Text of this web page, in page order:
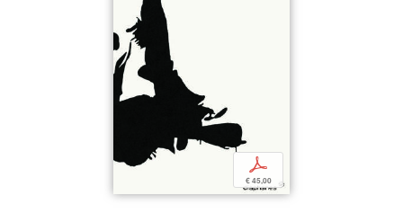
p
€ 45,00